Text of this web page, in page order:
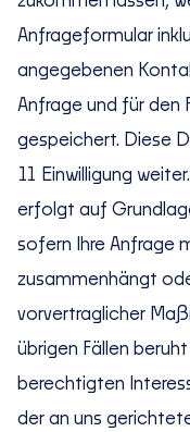
Anfrageformular
angegebenen
Anfrage und für den
gespeichert. Diese
11 Einwilligung
erfolgt auf
sofern Ihre Anfrage
zusammenhängt
vorvertraglicher
übrigen Fällen
berechtigten
der an uns